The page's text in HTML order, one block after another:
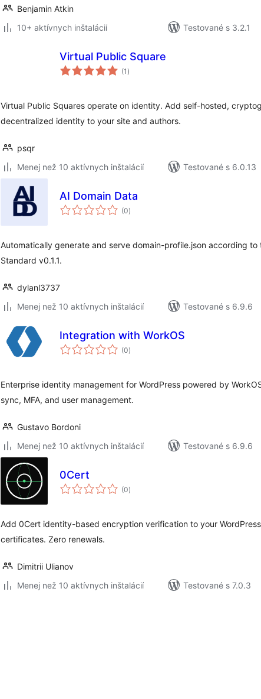
Benjamin Atkin
10+ aktívnych inštalácií
Testované s 3.2.1
Virtual Public Square
(1 celkové
hodnotenie
)
Virtual Public Squares operate on identity. Add self-hosted,
decentralized identity to your site and authors.
psqr
Menej než 10 aktívnych inštalácií
Testované s 6.0.13
AI Domain Data
(0celkové
hodnotenie
)
Automatically generate and serve domain-profile.json according to
Standard v0.1.1.
dylanl3737
Menej než 10 aktívnych inštalácií
Testované s 6.9.6
Integration with WorkOS
(0celkové
hodnotenie
)
Enterprise identity management for WordPress powered by
sync, MFA, and user management.
Gustavo Bordoni
Menej než 10 aktívnych inštalácií
Testované s 6.9.6
0Cert
(0celkové
hodnotenie
)
Add 0Cert identity-based encryption verification to your
certificates. Zero renewals.
Dimitrii Ulianov
Menej než 10 aktívnych inštalácií
Testované s 7.0.3